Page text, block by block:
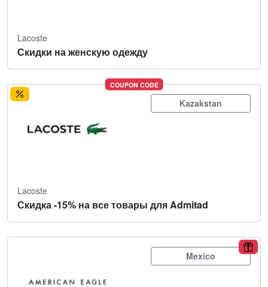
Lacoste
Скидки на женскую одежду
COUPON CODE
Kazakstan
Lacoste
Скидка -15% на все товары для Admitad
Mexico